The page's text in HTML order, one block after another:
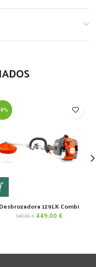
Desbrozadora 129LK Combi
549.00€ El
449.00 €El